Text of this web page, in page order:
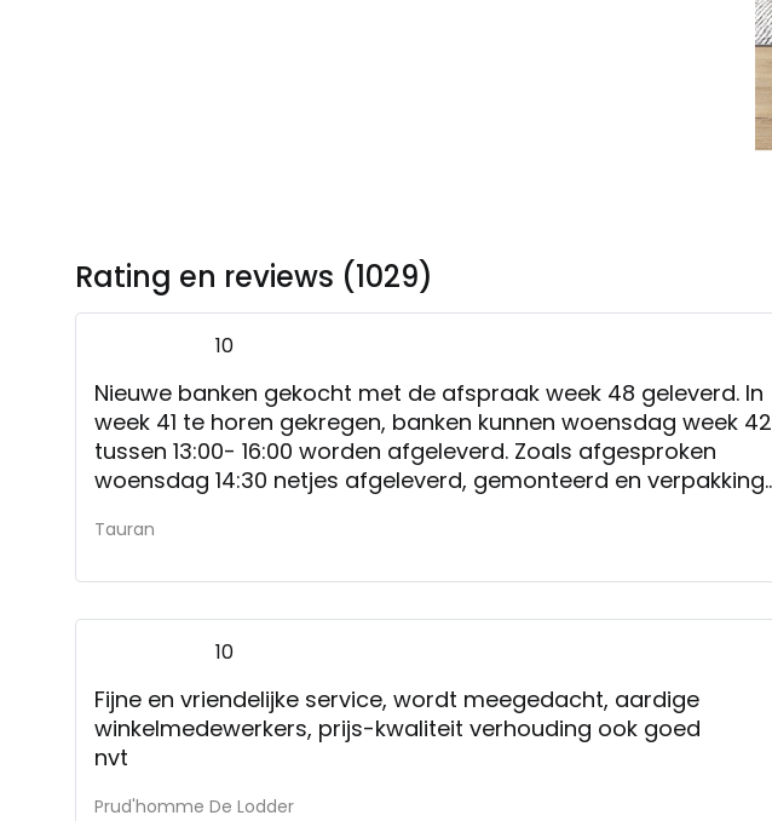
Rating en reviews (1029)
10
Nieuwe banken gekocht met de afspraak week 48 geleverd. In
week 41 te horen gekregen, banken kunnen woensdag week 42
tussen 13:00- 16:00 worden afgeleverd. Zoals afgesproken
woensdag 14:30 netjes afgeleverd, gemonteerd en verpakking
Klasse service!
Tauran
10
Fijne en vriendelijke service, wordt meegedacht, aardige
winkelmedewerkers, prijs-kwaliteit verhouding ook goed
nvt
Prud'homme De Lodder